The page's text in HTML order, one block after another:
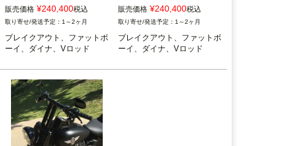
販売価格 ¥240,400税込
1～2ヶ月
ブレイクアウト、ファットボ
ーイ、ダイナ、Vロッド
販売価格 ¥240,400税込
1～2ヶ月
ブレイクアウト、ファットボ
ーイ、ダイナ、Vロッド